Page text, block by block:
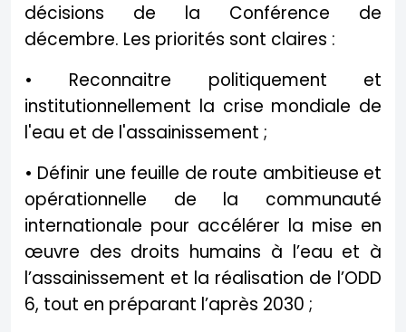
décisions de la Conférence de
décembre. Les priorités sont claires :
• Reconnaitre politiquement et
institutionnellement la crise mondiale de
l'eau et de l'assainissement ;
• Définir une feuille de route ambitieuse et
opérationnelle de la communauté
internationale pour accélérer la mise en
œuvre des droits humains à l’eau et à
l’assainissement et la réalisation de l’ODD
6, tout en préparant l’après 2030 ;